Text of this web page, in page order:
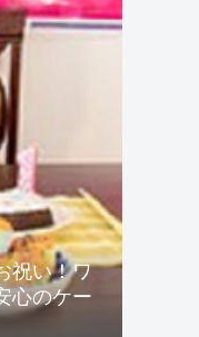
祝い！ワ
心のケー